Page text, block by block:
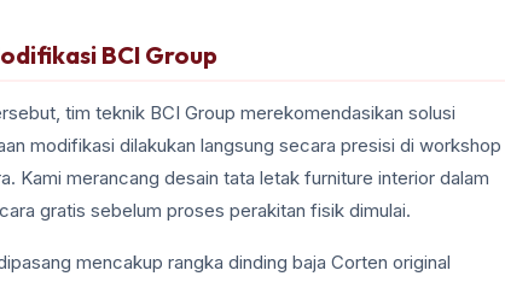
BCI Group
tim teknik BCI Group merekomendasikan solusi
modifikasi dilakukan langsung secara presisi di workshop
Kami merancang desain tata letak furniture interior dalam
gratis sebelum proses perakitan fisik dimulai.
mencakup rangka dinding baja Corten original